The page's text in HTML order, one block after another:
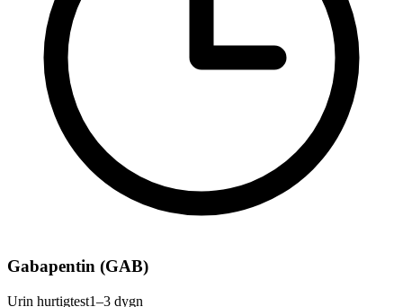
Gabapentin (GAB)
Urin hurtigtest1–3 dygn